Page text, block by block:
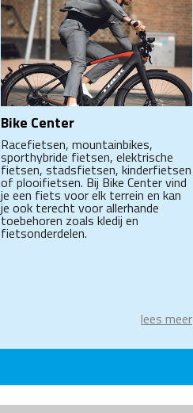
Bike Center
Racefietsen, mountainbikes,
sporthybride fietsen, elektrische
fietsen, stadsfietsen, kinderfietsen
of plooifietsen. Bij Bike Center vind
je een fiets voor elk terrein en kan
je ook terecht voor allerhande
toebehoren zoals kledij en
fietsonderdelen.
lees meer